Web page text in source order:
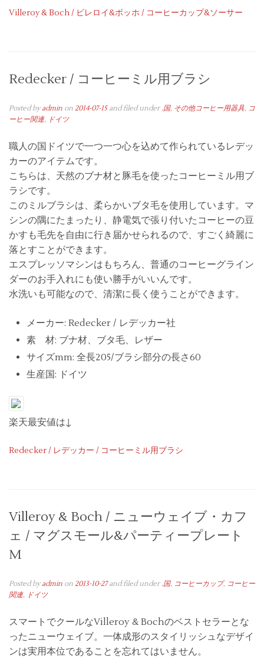
Villeroy & Boch / ビレロイ&ボッホ / コーヒーカップ&ソーサー
Redecker / コーヒーミル用ブラシ
Posted byadmin on 2014-07-15 and filed under .国, その他コーヒー用器具, コ
ーヒー関連, ドイツ
職人の国ドイツで一つ一つ心を込めて作られているレデッ
カーのアイテムです。
こちらは、天然のブナ材と豚毛を使ったコーヒーミル用ブ
ラシです。
このミルブラシは、柔らかいブタ毛を使用しています。マ
シンの隅にたまったり、静電気で張り付いたコーヒーの豆
かすも毛先を自由に行き届かせられるので、すごく綺麗に
落とすことができます。
エスプレッソマシンはもちろん、普通のコーヒーグライン
ダーのお手入れにも使い勝手がいいんです。
水洗いも可能なので、清潔に長く使うことができます。
メーカー: Redecker / レデッカー社
素 材: ブナ材、ブタ毛、レザー
サイズmm: 全長205/ブラシ部分の長さ60
生産国: ドイツ
楽天最安値は↓
Redecker / レデッカー / コーヒーミル用ブラシ
Villeroy & Boch / ニューウェイブ・カフ
ェ / マグスモール&パーティープレート
M
Posted byadmin on 2013-10-27 and filed under .国, コーヒーカップ, コーヒー
関連, ドイツ
スマートでクールなVilleroy & Bochのベストセラーとな
ったニューウェイブ。一体成形のスタイリッシュなデザイ
ンは実用本位であることを忘れてはいません。